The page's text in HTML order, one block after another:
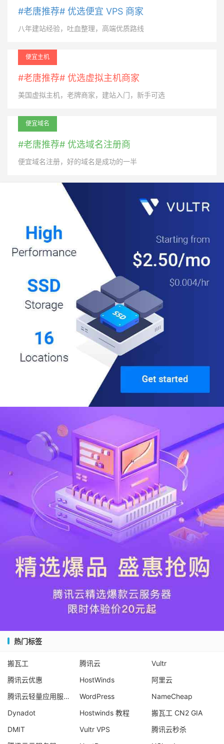
#老唐推荐# 优选便宜 VPS 商家
八年建站经验，吐血整理，高端优质路线
便宜主机
#老唐推荐# 优选虚拟主机商家
美国虚拟主机，老牌商家，建站入门，新手可选
便宜域名
#老唐推荐# 优选域名注册商
便宜域名注册，好的域名是成功的一半
热门标签
搬瓦工 腾讯云
Vultr
腾讯云优惠
HostWinds
阿里云
腾讯云轻量应用服务器
WordPress
NameCheap
Dynadot
Hostwinds 教程
搬瓦工 CN2 GIA
DMIT
Vultr VPS
腾讯云秒杀